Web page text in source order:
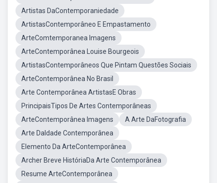
Artistas DaContemporaniedade
ArtistasContemporâneo E Empastamento
ArteComtemporanea Imagens
ArteContemporânea Louise Bourgeois
ArtistasContemporâneos Que Pintam Questões Sociais
ArteContemporânea No Brasil
Arte Contemporânea ArtistasE Obras
PrincipaisTipos De Artes Contemporâneas
ArteContemporânea Imagens
A Arte DaFotografia
Arte DaIdade Contemporânea
Elemento Da ArteContemporânea
Archer Breve HistóriaDa Arte Contemporânea
Resume ArteContemporânea